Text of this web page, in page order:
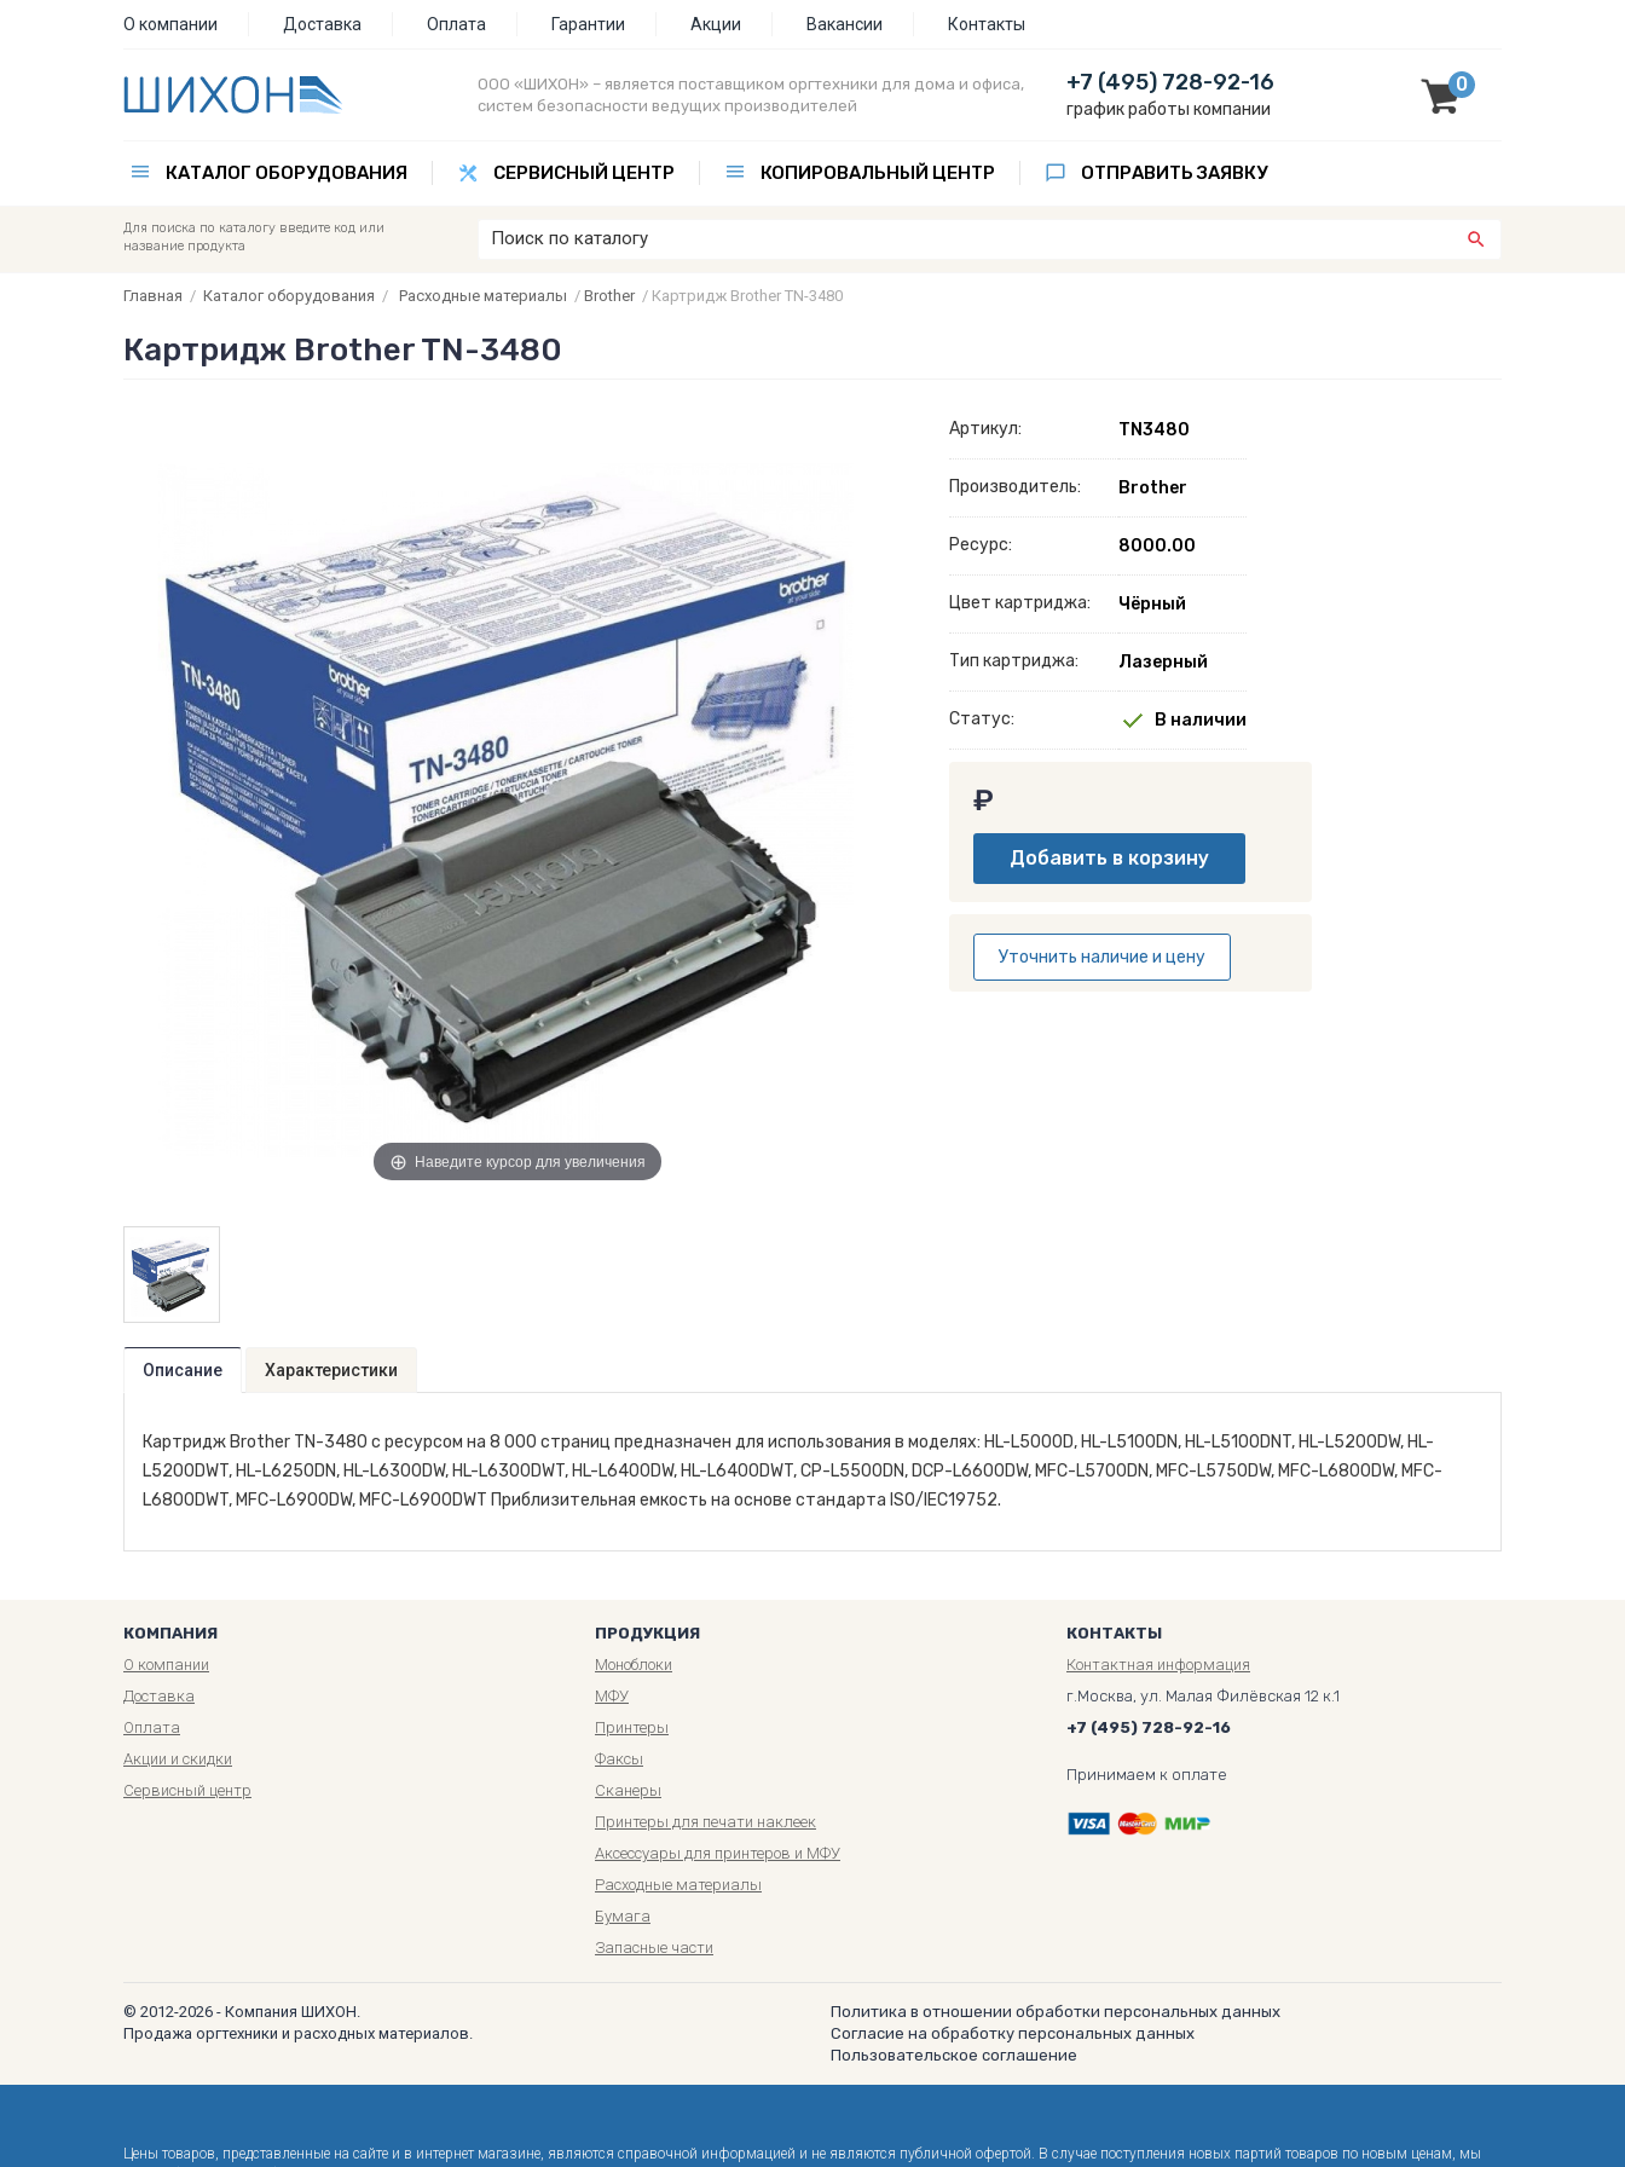
О компании Доставка Оплата Гарантии Акции Вакансии Контакты
ООО «ШИХОН» – является поставщиком оргтехники для дома и офиса,
систем безопасности ведущих производителей
+7 (495) 728-92-16
график работы компании
0
КАТАЛОГ ОБОРУДОВАНИЯ СЕРВИСНЫЙ ЦЕНТР КОПИРОВАЛЬНЫЙ ЦЕНТР ОТПРАВИТЬ ЗАЯВКУ
Для поиска по каталогу введите код или
название продукта
Главная / Каталог оборудования / Расходные материалы / Brother/ Картридж Brother TN-3480
Картридж Brother TN-3480
Наведите курсор для увеличения
Артикул: TN3480
Производитель: Brother
Ресурс: 8000.00
Цвет картриджа: Чёрный
Тип картриджа: Лазерный
Статус: В наличии
₽
Уточнить наличие и цену
Описание Характеристики
Картридж Brother TN-3480 с ресурсом на 8 000 страниц предназначен для использования в моделях: HL-L5000D, HL-L5100DN, HL-L5100DNT, HL-L5200DW, HL-
L5200DWT, HL-L6250DN, HL-L6300DW, HL-L6300DWT, HL-L6400DW, HL-L6400DWT, CP-L5500DN, DCP-L6600DW, MFC-L5700DN, MFC-L5750DW, MFC-L6800DW, MFC-
L6800DWT, MFC-L6900DW, MFC-L6900DWT Приблизительная емкость на основе стандарта ISO/IEC19752.
КОМПАНИЯ
О компании
Доставка
Оплата
Акции и скидки
Сервисный центр
ПРОДУКЦИЯ
Моноблоки
МФУ
Принтеры
Факсы
Сканеры
Принтеры для печати наклеек
Аксессуары для принтеров и МФУ
Расходные материалы
Бумага
Запасные части
КОНТАКТЫ
Контактная информация
г.Москва, ул. Малая Филёвская 12 к.1
+7 (495) 728-92-16
Принимаем к оплате
© 2012-2026 - Компания ШИХОН.
Продажа оргтехники и расходных материалов.
Политика в отношении обработки персональных данных
Согласие на обработку персональных данных
Пользовательское соглашение
Цены товаров, представленные на сайте и в интернет магазине, являются справочной информацией и не являются публичной офертой. В случае поступления новых партий товаров по новым ценам, мы